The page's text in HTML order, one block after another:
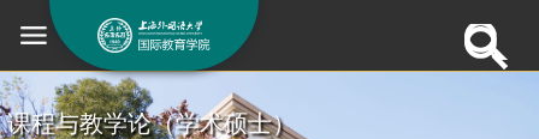
课程与教学论（学术硕士）